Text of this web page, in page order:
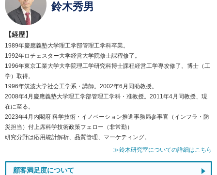
鈴木秀男
【経歴】
1989年慶應義塾大学理工学部管理工学科卒業。
1992年ロチェスター大学経営大学院修士課程修了。
1996年東京工業大学大学院理工学研究科博士課程経営工学専攻修了。博士（工
学）取得。
1996年筑波大学社会工学系・講師。2002年6月同助教授。
2008年4月慶應義塾大学理工学部管理工学科・准教授。2011年4月同教授、現
在に至る。
2023年4月内閣府 科学技術・イノベーション推進事務局参事官（インフラ・防
災担当）付上席科学技術政策フェロー（非常勤）
研究分野は応用統計解析、品質管理、マーケティング。
≫鈴木研究室についての詳細はこちら
顧客満足度について